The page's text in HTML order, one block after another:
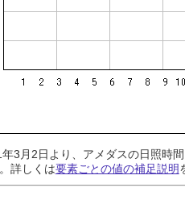
年3月2日より、アメダスの日照時
詳しくは要素ごとの値の補足説明